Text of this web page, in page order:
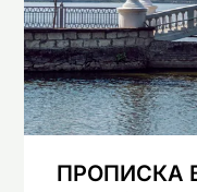
ПРОПИСКА